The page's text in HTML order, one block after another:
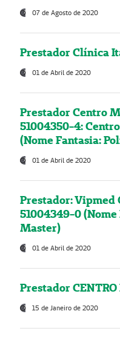
07 de Agosto de 2020
Prestador Clínica
01 de Abril de 2020
Prestador Centro
51004350-4:
(Nome Fantasia:
01 de Abril de 2020
Prestador: Vipmed
51004349-0
Master)
01 de Abril de 2020
Prestador CENTRO
15 de Janeiro de 2020